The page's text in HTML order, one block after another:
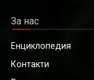
За нас
Енциклопедия
Контакти